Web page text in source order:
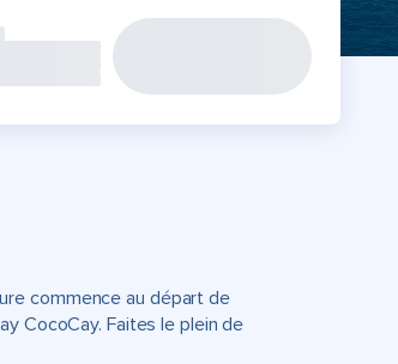
commence au départ de
CocoCay. Faites le plein de